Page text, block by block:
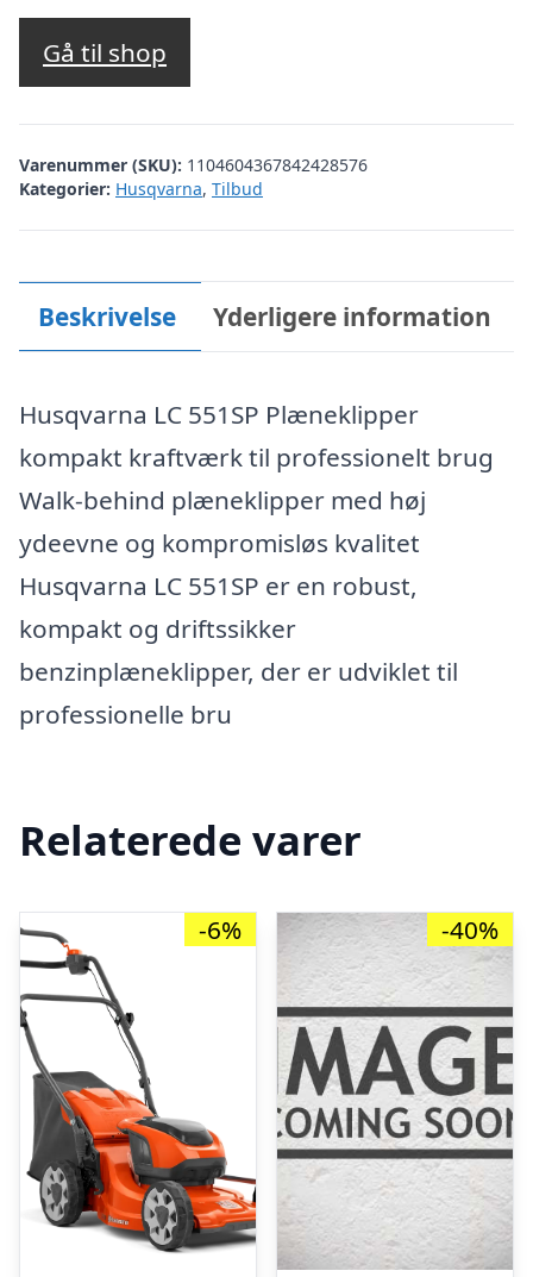
kr. 10.299,00.kr. 8.999,00.
Gå til shop
Varenummer (SKU): 1104604367842428576
Kategorier: Husqvarna, Tilbud
Beskrivelse Yderligere information
Husqvarna LC 551SP Plæneklipper
kompakt kraftværk til professionelt brug
Walk-behind plæneklipper med høj
ydeevne og kompromisløs kvalitet
Husqvarna LC 551SP er en robust,
kompakt og driftssikker
benzinplæneklipper, der er udviklet til
professionelle bru
Relaterede varer
-6% -40%